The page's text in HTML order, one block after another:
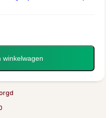
winkelwagen